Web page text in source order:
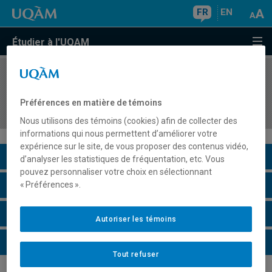
FR EN
Étudier à l'UQAM
COURS//
au primaire
Description du cours
Horaire - Été 2026
Horaire - Automne 2026
Horaire - Hiver 2027
Préférences en matière de témoins
Nous utilisons des témoins (cookies) afin de collecter des
informations qui nous permettent d’améliorer votre
expérience sur le site, de vous proposer des contenus vidéo,
d’analyser les statistiques de fréquentation, etc. Vous
pouvez personnaliser votre choix en sélectionnant
« Préférences ».
Tout refuser
Autoriser les témoins